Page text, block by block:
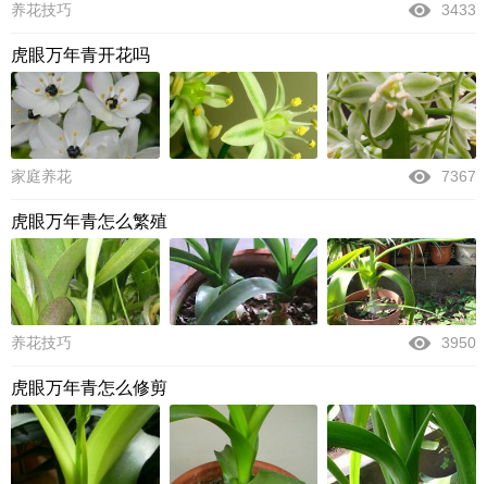
养花技巧 3433
虎眼万年青开花吗
家庭养花 7367
虎眼万年青怎么繁殖
养花技巧 3950
虎眼万年青怎么修剪